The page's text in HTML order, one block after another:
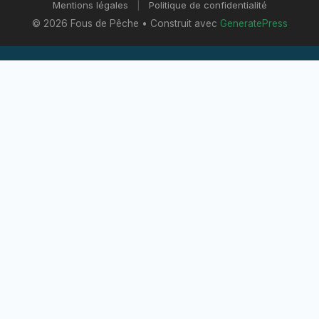
Mentions légales
Politique de confidentialité
© 2026 Fous de Pêche • Construit avec GeneratePress